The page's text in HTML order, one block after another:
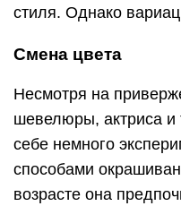
стиля. Однако
Смена цвета
Несмотря на
шевелюры, актриса и
себе немного
способами
возрасте она